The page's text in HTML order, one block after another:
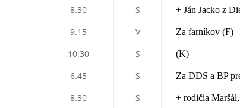
8.30 S + Ján Jacko z
9.15 V Za farníkov (F)
10.30 S (K)
6.45 S Za DDS a BP
8.30 S + rodičia